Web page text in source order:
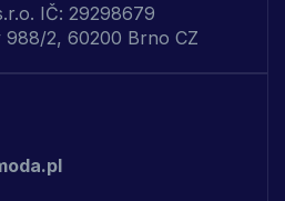
IČ: 29298679
988/2, 60200 Brno CZ